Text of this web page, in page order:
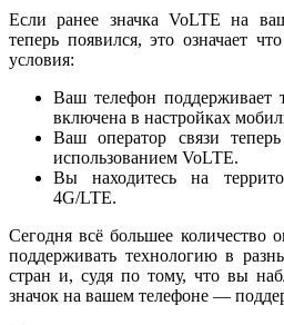
Если ранее значка VoLTE на
теперь появился, это означает
условия:
Ваш телефон поддерживает
включена в настройках
Ваш оператор связи
использованием VoLTE.
Вы находитесь на
4G/LTE.
Сегодня всё большее количество
поддерживать технологию в
стран и, судя по тому, что вы
значок на вашем телефоне —